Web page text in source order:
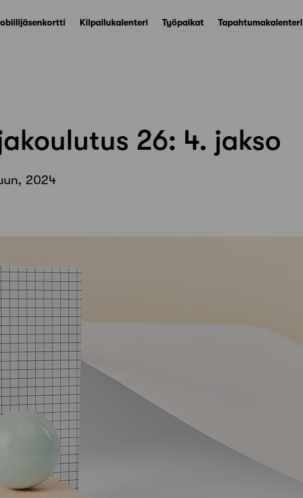
Kilpailukalenteri Työpaikat Tapahtumakalenteri
26: 4. jakso
2024